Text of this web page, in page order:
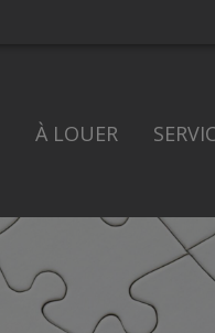
À LOUER